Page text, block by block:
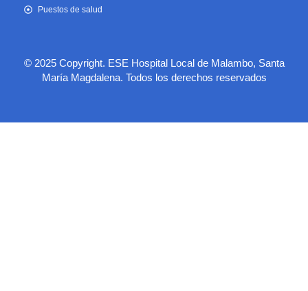
Puestos de salud
© 2025 Copyright. ESE Hospital Local de Malambo, Santa
María Magdalena. Todos los derechos reservados